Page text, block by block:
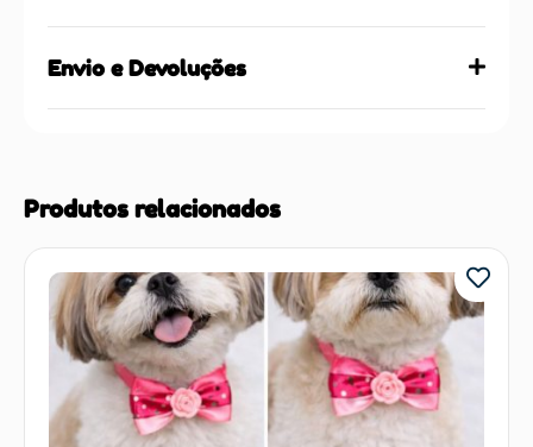
Envio e Devoluções
Produtos relacionados